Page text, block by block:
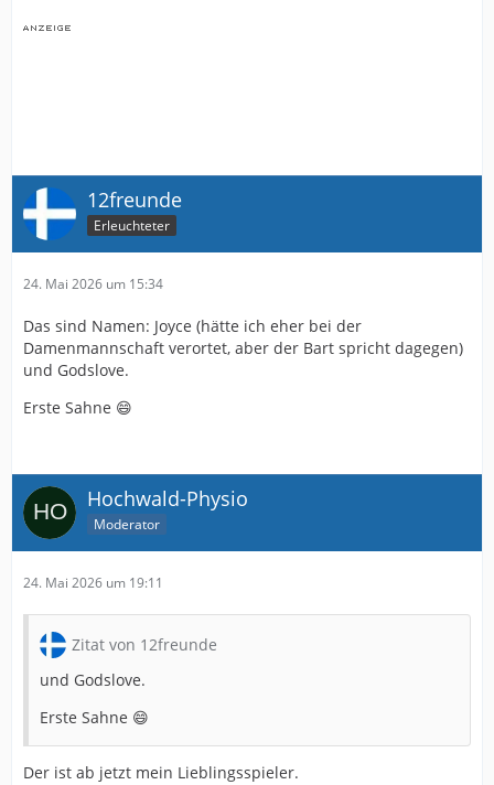
12freunde
Erleuchteter
24. Mai 2026 um 15:34
Das sind Namen: Joyce (hätte ich eher bei der
Damenmannschaft verortet, aber der Bart spricht dagegen)
und Godslove.
Erste Sahne 😄
Hochwald-Physio
Moderator
24. Mai 2026 um 19:11
Zitat von 12freunde
und Godslove.
Erste Sahne 😄
Der ist ab jetzt mein Lieblingsspieler.